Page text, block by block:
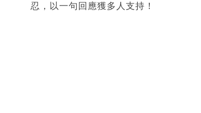
忍，以一句回應獲多人支持！